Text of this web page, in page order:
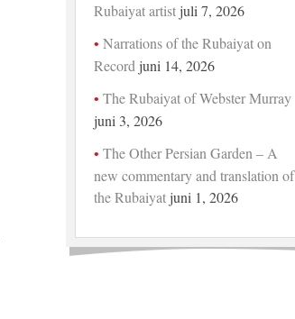
Rubaiyat artist juli 7, 2026
Narrations of the Rubaiyat on
Record juni 14, 2026
The Rubaiyat of Webster Murray
juni 3, 2026
The Other Persian Garden – A
new commentary and translation of
the Rubaiyat juni 1, 2026